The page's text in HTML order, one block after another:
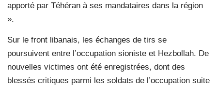
apporté par Téhéran à ses mandataires dans la région
».
Sur le front libanais, les échanges de tirs se
poursuivent entre l’occupation sioniste et Hezbollah. De
nouvelles victimes ont été enregistrées, dont des
blessés critiques parmi les soldats de l’occupation suite